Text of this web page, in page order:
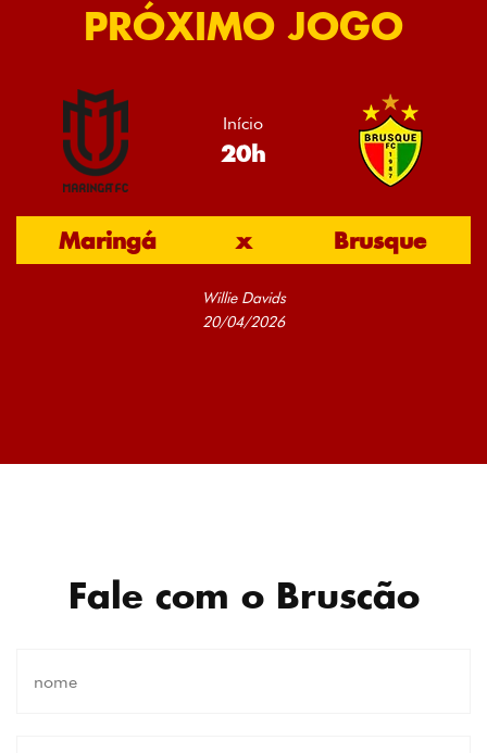
PRÓXIMO JOGO
Início
20h
Maringá x Brusque
Willie Davids
20/04/2026
Fale com o Bruscão